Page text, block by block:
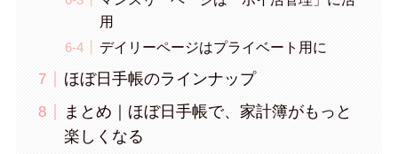
用
デイリーページはプライベート用に
ほぼ日手帳のラインナップ
まとめ｜ほぼ日手帳で、家計簿がもっと
楽しくなる